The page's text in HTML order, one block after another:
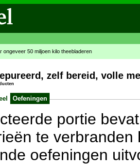
ongeveer 50 miljoen kilo theebladeren
zelf bereid, volle
Oefeningen
portie
te verbranden
oefeningen